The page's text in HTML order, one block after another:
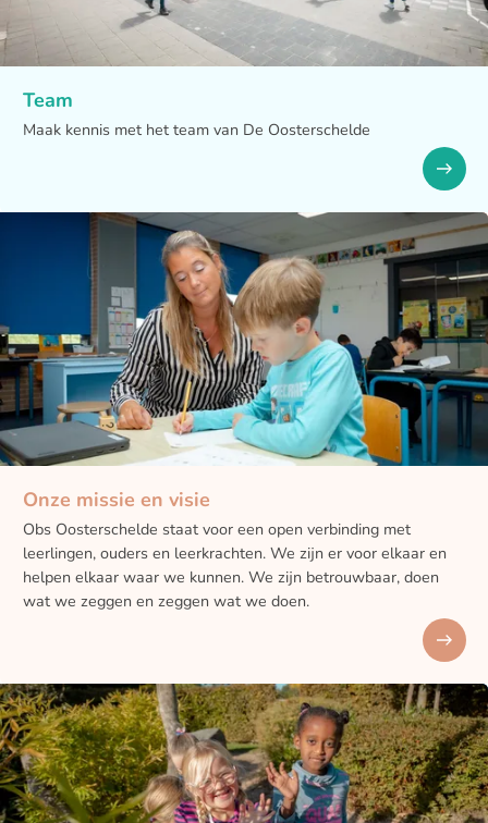
Team
Maak kennis met het team van De Oosterschelde
Onze missie en visie
Obs Oosterschelde staat voor een open verbinding met
leerlingen, ouders en leerkrachten. We zijn er voor elkaar en
helpen elkaar waar we kunnen. We zijn betrouwbaar, doen
wat we zeggen en zeggen wat we doen.